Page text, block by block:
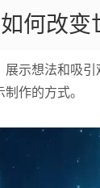
何改变
示想法和吸
作的方式。